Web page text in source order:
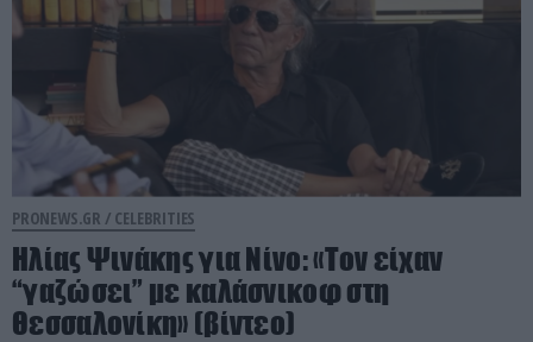
PRONEWS.GR / CELEBRITIES
Ηλίας Ψινάκης για Νίνο: «Τον είχαν
“γαζώσει” με καλάσνικοφ στη
Θεσσαλονίκη» (βίντεο)